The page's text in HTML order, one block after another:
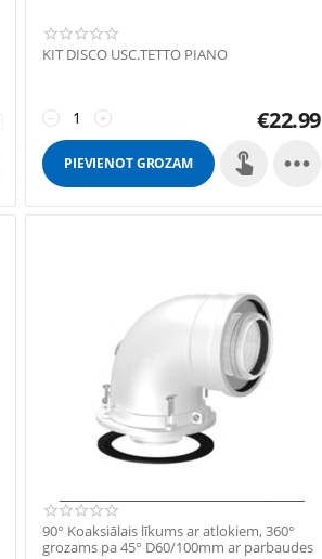
KIT DISCO USC.TETTO PIANO
+
− €22.99
PIEVIENOT GROZAM 
90° Koaksiālais līkums ar atlokiem, 360°
grozams pa 45° D60/100mm ar parbaudes